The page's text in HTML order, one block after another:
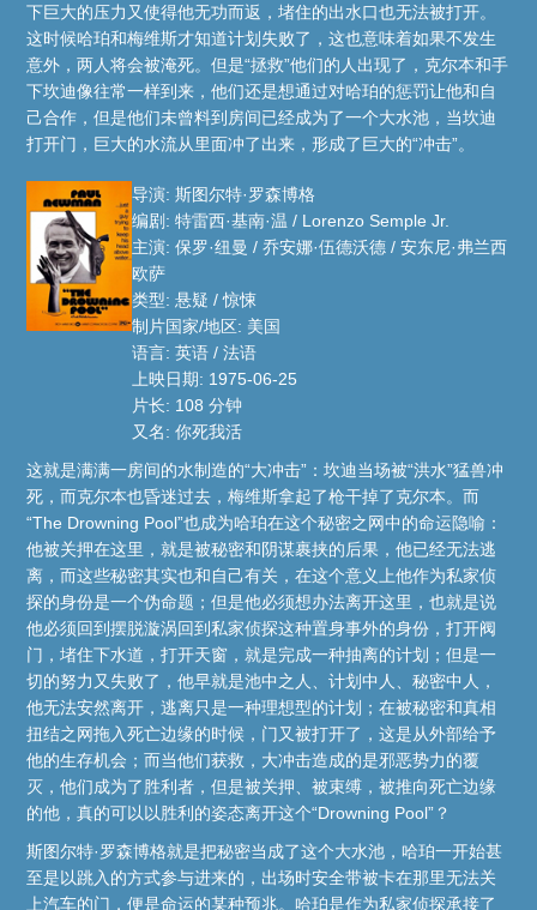
下巨大的压力又使得他无功而返，堵住的出水口也无法被打开。
这时候哈珀和梅维斯才知道计划失败了，这也意味着如果不发生
意外，两人将会被淹死。但是“拯救”他们的人出现了，克尔本和手
下坎迪像往常一样到来，他们还是想通过对哈珀的惩罚让他和自
己合作，但是他们未曾料到房间已经成为了一个大水池，当坎迪
打开门，巨大的水流从里面冲了出来，形成了巨大的“冲击”。
导演: 斯图尔特·罗森博格
编剧: 特雷西·基南·温 / Lorenzo Semple Jr.
主演: 保罗·纽曼 / 乔安娜·伍德沃德 / 安东尼·弗兰西
欧萨
类型: 悬疑 / 惊悚
制片国家/地区: 美国
语言: 英语 / 法语
上映日期: 1975-06-25
片长: 108 分钟
又名: 你死我活
这就是满满一房间的水制造的“大冲击”：坎迪当场被“洪水”猛兽冲
死，而克尔本也昏迷过去，梅维斯拿起了枪干掉了克尔本。而
“The Drowning Pool”也成为哈珀在这个秘密之网中的命运隐喻：
他被关押在这里，就是被秘密和阴谋裹挟的后果，他已经无法逃
离，而这些秘密其实也和自己有关，在这个意义上他作为私家侦
探的身份是一个伪命题；但是他必须想办法离开这里，也就是说
他必须回到摆脱漩涡回到私家侦探这种置身事外的身份，打开阀
门，堵住下水道，打开天窗，就是完成一种抽离的计划；但是一
切的努力又失败了，他早就是池中之人、计划中人、秘密中人，
他无法安然离开，逃离只是一种理想型的计划；在被秘密和真相
扭结之网拖入死亡边缘的时候，门又被打开了，这是从外部给予
他的生存机会；而当他们获救，大冲击造成的是邪恶势力的覆
灭，他们成为了胜利者，但是被关押、被束缚，被推向死亡边缘
的他，真的可以以胜利的姿态离开这个“Drowning Pool”？
斯图尔特·罗森博格就是把秘密当成了这个大水池，哈珀一开始甚
至是以跳入的方式参与进来的，出场时安全带被卡在那里无法关
上汽车的门，便是命运的某种预兆。哈珀是作为私家侦探承接了